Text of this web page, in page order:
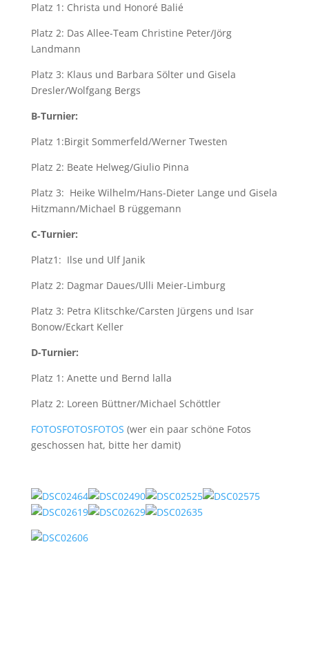
Platz 1: Christa und Honoré Balié
Platz 2: Das Allee-Team Christine Peter/Jörg
Landmann
Platz 3: Klaus und Barbara Sölter und Gisela
Dresler/Wolfgang Bergs
B-Turnier:
Platz 1:Birgit Sommerfeld/Werner Twesten
Platz 2: Beate Helweg/Giulio Pinna
Platz 3: Heike Wilhelm/Hans-Dieter Lange und Gisela
Hitzmann/Michael B rüggemann
C-Turnier:
Platz1: Ilse und Ulf Janik
Platz 2: Dagmar Daues/Ulli Meier-Limburg
Platz 3: Petra Klitschke/Carsten Jürgens und Isar
Bonow/Eckart Keller
D-Turnier:
Platz 1: Anette und Bernd lalla
Platz 2: Loreen Büttner/Michael Schöttler
FOTOSFOTOSFOTOS (wer ein paar schöne Fotos
geschossen hat, bitte her damit)